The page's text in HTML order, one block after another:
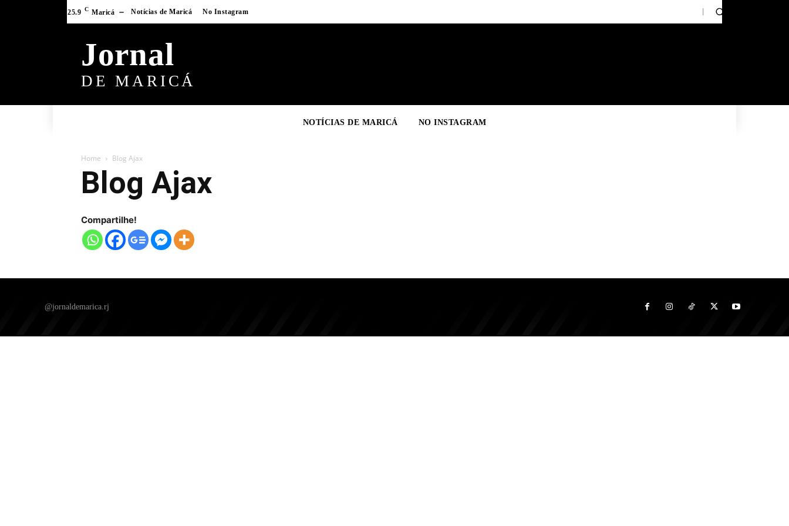
25.9 C Maricá Notícias de Maricá No Instagram
Jornal
DE MARICÁ
NOTÍCIAS DE MARICÁ NO INSTAGRAM
Home Blog Ajax
Blog Ajax
Compartilhe!
@jornaldemarica.rj